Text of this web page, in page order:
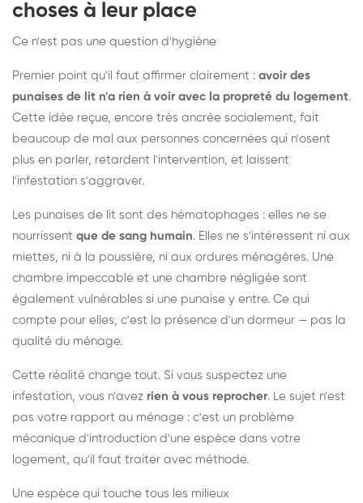
choses à leur place
Ce n'est pas une question d'hygiène
Premier point qu'il faut affirmer clairement : avoir des
punaises de lit n'a rien à voir avec la propreté du logement.
Cette idée reçue, encore très ancrée socialement, fait
beaucoup de mal aux personnes concernées qui n'osent
plus en parler, retardent l'intervention, et laissent
l'infestation s'aggraver.
Les punaises de lit sont des hématophages : elles ne se
nourrissent que de sang humain. Elles ne s'intéressent ni aux
miettes, ni à la poussière, ni aux ordures ménagères. Une
chambre impeccable et une chambre négligée sont
également vulnérables si une punaise y entre. Ce qui
compte pour elles, c'est la présence d'un dormeur — pas la
qualité du ménage.
Cette réalité change tout. Si vous suspectez une
infestation, vous n'avez rien à vous reprocher. Le sujet n'est
pas votre rapport au ménage : c'est un problème
mécanique d'introduction d'une espèce dans votre
logement, qu'il faut traiter avec méthode.
Une espèce qui touche tous les milieux